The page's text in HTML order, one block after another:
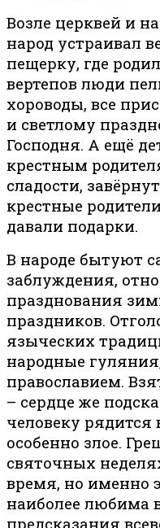
Возле церквей и
народ устраивал
пещерку, где
вертепов люди
хороводы, все
и светлому
Господня. А ещё
крестным
сладости,
крестные
давали подарки.
В народе бытуют
заблуждения,
празднования
праздников.
языческих
народные
православием.
– сердце же
человеку рядится
особенно злое.
святочных
время, но именно
наиболее любима
предсказания